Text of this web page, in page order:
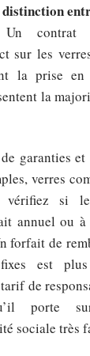
contrat
sur les
la prise
la
garanties
verres
vérifiez si
annuel ou à
forfait de
est
de
porte
sociale très